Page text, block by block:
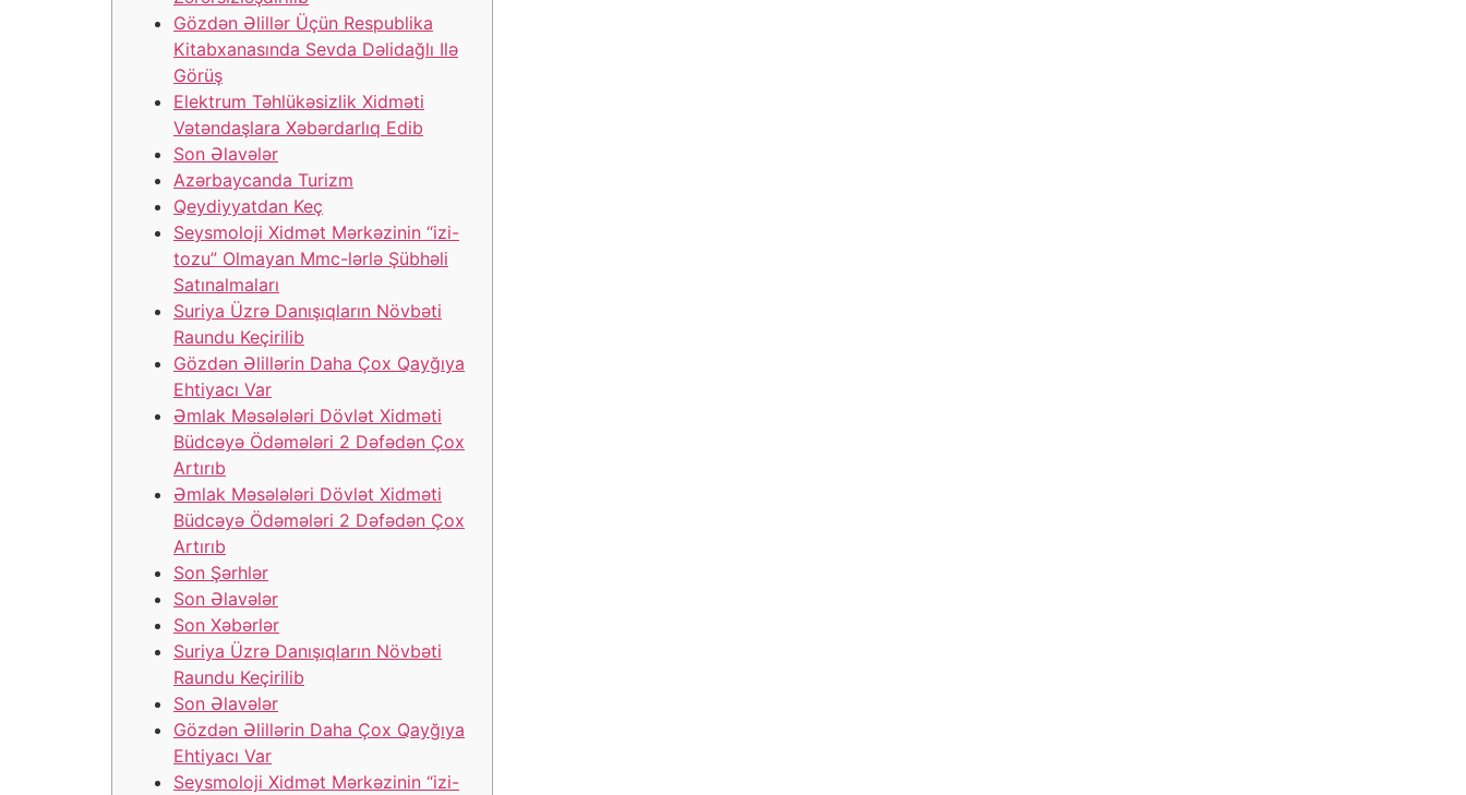
Gözdən Əlillər Üçün Respublika
Kitabxanasında Sevda Dəlidağlı Ilə
Görüş
Elektrum Təhlükəsizlik Xidməti
Vətəndaşlara Xəbərdarlıq Edib
Son Əlavələr
Azərbaycanda Turizm
Qeydiyyatdan Keç
Seysmoloji Xidmət Mərkəzinin “izi-
tozu” Olmayan Mmc-lərlə Şübhəli
Satınalmaları
Suriya Üzrə Danışıqların Növbəti
Raundu Keçirilib
Gözdən Əlillərin Daha Çox Qayğıya
Ehtiyacı Var
Əmlak Məsələləri Dövlət Xidməti
Büdcəyə Ödəmələri 2 Dəfədən Çox
Artırıb
Əmlak Məsələləri Dövlət Xidməti
Büdcəyə Ödəmələri 2 Dəfədən Çox
Artırıb
Son Şərhlər
Son Əlavələr
Son Xəbərlər
Suriya Üzrə Danışıqların Növbəti
Raundu Keçirilib
Son Əlavələr
Gözdən Əlillərin Daha Çox Qayğıya
Ehtiyacı Var
Seysmoloji Xidmət Mərkəzinin “izi-